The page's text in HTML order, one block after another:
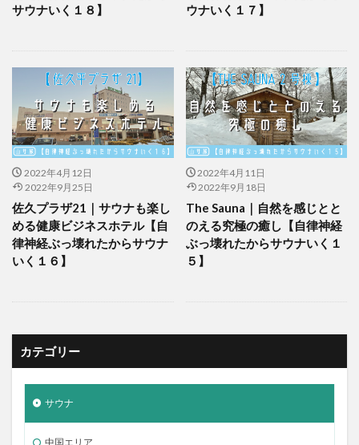
サウナいく１８】
ウナいく１７】
2022年4月12日
2022年9月25日
佐久プラザ21｜サウナも楽し
める健康ビジネスホテル【自
律神経ぶっ壊れたからサウナ
いく１６】
2022年4月11日
2022年9月18日
The Sauna｜自然を感じとと
のえる究極の癒し【自律神経
ぶっ壊れたからサウナいく１
５】
カテゴリー
サウナ
中国エリア